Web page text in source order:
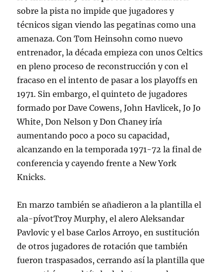
sobre la pista no impide que jugadores y
técnicos sigan viendo las pegatinas como una
amenaza. Con Tom Heinsohn como nuevo
entrenador, la década empieza con unos Celtics
en pleno proceso de reconstrucción y con el
fracaso en el intento de pasar a los playoffs en
1971. Sin embargo, el quinteto de jugadores
formado por Dave Cowens, John Havlicek, Jo Jo
White, Don Nelson y Don Chaney iría
aumentando poco a poco su capacidad,
alcanzando en la temporada 1971-72 la final de
conferencia y cayendo frente a New York
Knicks.
En marzo también se añadieron a la plantilla el
ala-pívotTroy Murphy, el alero Aleksandar
Pavlovic y el base Carlos Arroyo, en sustitución
de otros jugadores de rotación que también
fueron traspasados, cerrando así la plantilla que